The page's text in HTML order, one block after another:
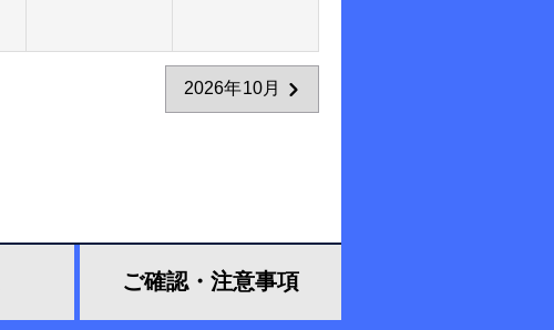
2026年10月
ご確認・ 注意事項